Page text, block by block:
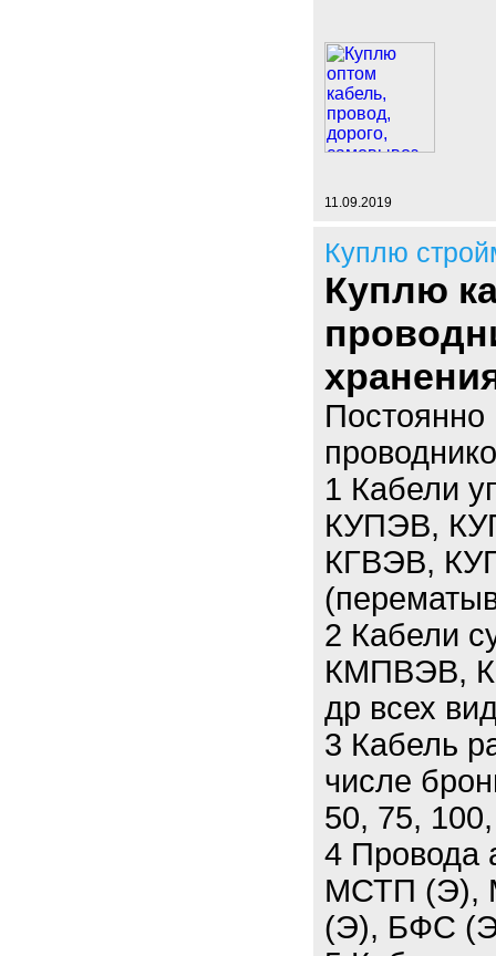
11.09.2019
Куплю
Куплю
Постоянно
1 Кабели
КУПЭВ,
КГВЭВ,
2 Кабели
КМПВЭВ,
др всех
3 Кабель
числе
50, 75,
4
МСТП (Э),
(Э), БФС